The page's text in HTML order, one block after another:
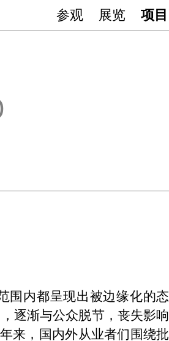
参观 展览 项目
围内都呈现出被边缘化的态
逐渐与公众脱节，丧失影响
来，国内外从业者们围绕批